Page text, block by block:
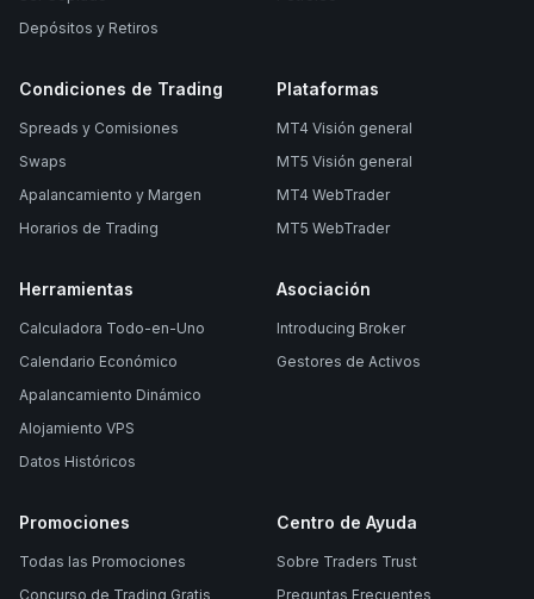
Depósitos y Retiros
Condiciones de Trading
Spreads y Comisiones
Swaps
Apalancamiento y Margen
Horarios de Trading
Plataformas
MT4 Visión general
MT5 Visión general
MT4 WebTrader
MT5 WebTrader
Herramientas
Calculadora Todo-en-Uno
Calendario Económico
Apalancamiento Dinámico
Alojamiento VPS
Datos Históricos
Asociación
Introducing Broker
Gestores de Activos
Promociones
Todas las Promociones
Concurso de Trading Gratis
Centro de Ayuda
Sobre Traders Trust
Preguntas Frecuentes